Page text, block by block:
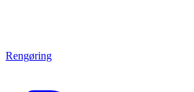
Rengøring